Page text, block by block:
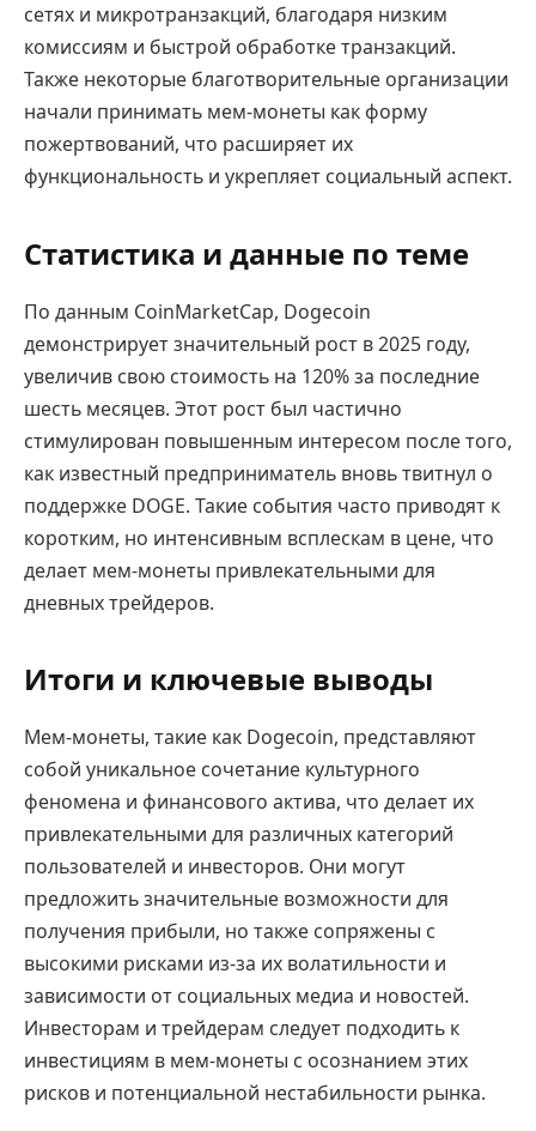
сетях и микротранзакций, благодаря низким
комиссиям и быстрой обработке транзакций.
Также некоторые благотворительные организации
начали принимать мем-монеты как форму
пожертвований, что расширяет их
функциональность и укрепляет социальный аспект.
Статистика и данные по теме
По данным CoinMarketCap, Dogecoin
демонстрирует значительный рост в 2025 году,
увеличив свою стоимость на 120% за последние
шесть месяцев. Этот рост был частично
стимулирован повышенным интересом после того,
как известный предприниматель вновь твитнул о
поддержке DOGE. Такие события часто приводят к
коротким, но интенсивным всплескам в цене, что
делает мем-монеты привлекательными для
дневных трейдеров.
Итоги и ключевые выводы
Мем-монеты, такие как Dogecoin, представляют
собой уникальное сочетание культурного
феномена и финансового актива, что делает их
привлекательными для различных категорий
пользователей и инвесторов. Они могут
предложить значительные возможности для
получения прибыли, но также сопряжены с
высокими рисками из-за их волатильности и
зависимости от социальных медиа и новостей.
Инвесторам и трейдерам следует подходить к
инвестициям в мем-монеты с осознанием этих
рисков и потенциальной нестабильности рынка.